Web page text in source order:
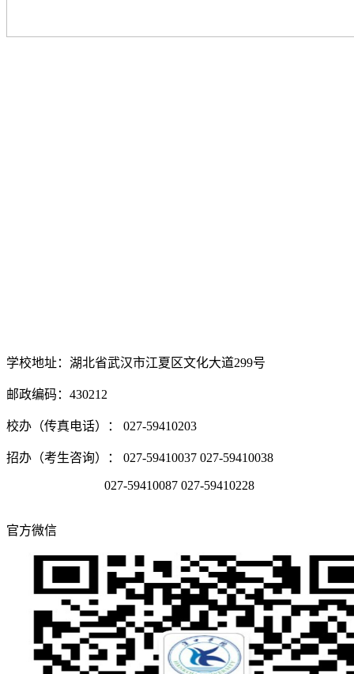
学校地址：湖北省武汉市江夏区文化大道299号
邮政编码：430212
校办（传真电话）： 027-59410203
招办（考生咨询）： 027-59410037 027-59410038
027-59410087 027-59410228
官方微信